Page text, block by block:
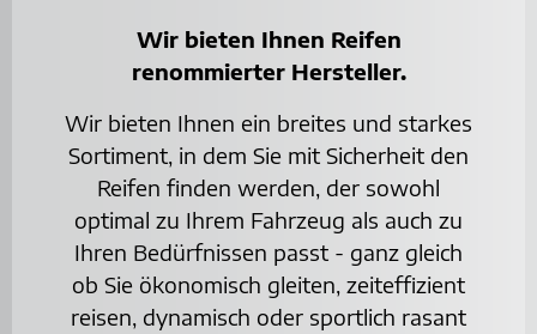
Wir bieten Ihnen Reifen
renommierter Hersteller.
Wir bieten Ihnen ein breites und starkes
Sortiment, in dem Sie mit Sicherheit den
Reifen finden werden, der sowohl
optimal zu Ihrem Fahrzeug als auch zu
Ihren Bedürfnissen passt - ganz gleich
ob Sie ökonomisch gleiten, zeiteffizient
reisen, dynamisch oder sportlich rasant